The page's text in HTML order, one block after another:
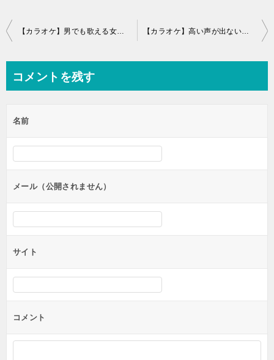
投
ビ
ー
シ
ン
【カラオケ】男でも歌える女性曲ってどんなのがありますか？ 【カラオケ】高い声が出ない原因は、低い声のボーカルの曲ばかり聴いているからなのかもしれない
コメントを残す
名前
メール（公開されません）
サイト
コメント